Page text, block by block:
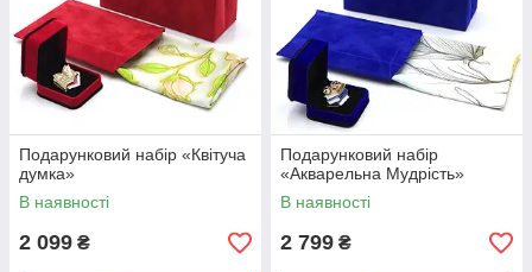
Подарунковий набір «Квітуча
думка»
В наявності
2 099 ₴
Подарунковий набір
«Акварельна Мудрість»
В наявності
2 799 ₴